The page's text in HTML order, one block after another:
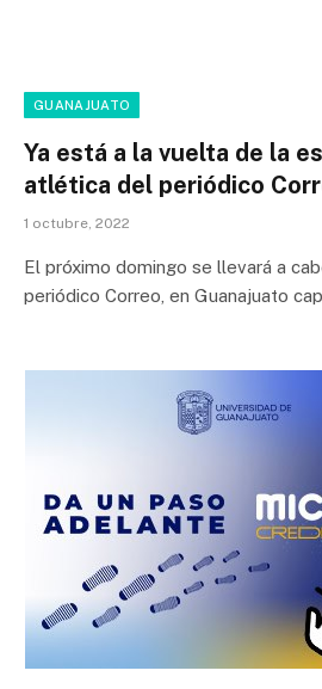
GUANAJUATO
Ya está a la vuelta de la
atlética del periódico
1 octubre, 2022
El próximo domingo se llevará a
periódico Correo, en Guanajuato